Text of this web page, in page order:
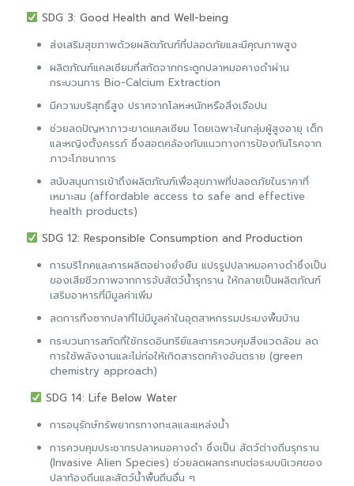
SDG 3: Good Health and Well-being
ส่งเสริมสุขภาพด้วยผลิตภัณฑ์ที่ปลอดภัยและมีคุณภาพสูง
ผลิตภัณฑ์แคลเซียมที่สกัดจากกระดูกปลาหมอคางดำผ่าน
กระบวนการ Bio-Calcium Extraction
มีความบริสุทธิ์สูง ปราศจากโลหะหนักหรือสิ่งเจือปน
ช่วยลดปัญหาภาวะขาดแคลเซียม โดยเฉพาะในกลุ่มผู้สูงอายุ เด็ก
และหญิงตั้งครรภ์ ซึ่งสอดคล้องกับแนวทางการป้องกันโรคจาก
ภาวะโภชนาการ
สนับสนุนการเข้าถึงผลิตภัณฑ์เพื่อสุขภาพที่ปลอดภัยในราคาที่
เหมาะสม (affordable access to safe and effective
health products)
SDG 12: Responsible Consumption and Production
การบริโภคและการผลิตอย่างยั่งยืน แปรรูปปลาหมอคางดำซึ่งเป็น
ของเสียชีวภาพจากการจับสัตว์น้ำรุกราน ให้กลายเป็นผลิตภัณฑ์
เสริมอาหารที่มีมูลค่าเพิ่ม
ลดการทิ้งซากปลาที่ไม่มีมูลค่าในอุตสาหกรรมประมงพื้นบ้าน
กระบวนการสกัดที่ใช้กรดอินทรีย์และการควบคุมสิ่งแวดล้อม ลด
การใช้พลังงานและไม่ก่อให้เกิดสารตกค้างอันตราย (green
chemistry approach)
SDG 14: Life Below Water
การอนุรักษ์ทรัพยากรทางทะเลและแหล่งน้ำ
การควบคุมประชากรปลาหมอคางดำ ซึ่งเป็น สัตว์ต่างถิ่นรุกราน
(Invasive Alien Species) ช่วยลดผลกระทบต่อระบบนิเวศของ
ปลาท้องถิ่นและสัตว์น้ำพื้นถิ่นอื่น ๆ